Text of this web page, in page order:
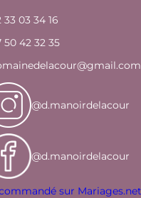
33 03 34 16
50 42 32 35
@d.manoirdelacour
@d.manoirdelacour